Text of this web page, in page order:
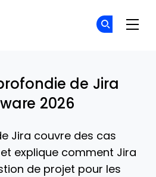
de Jira
2026
Jira couvre des cas
explique comment Jira
de projet pour les